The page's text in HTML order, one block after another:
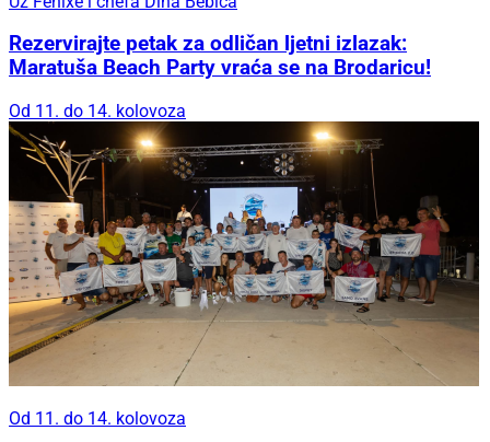
Rezervirajte petak za odličan ljetni izlazak:
Maratuša Beach Party vraća se na Brodaricu!
Od 11. do 14. kolovoza
Od 11. do 14. kolovoza